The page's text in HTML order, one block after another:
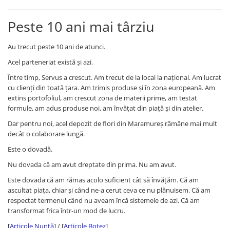
Peste 10 ani mai târziu
Au trecut peste 10 ani de atunci.
Acel parteneriat există și azi.
Între timp, Servus a crescut. Am trecut de la local la național. Am lucrat
cu clienți din toată țara. Am trimis produse și în zona europeană. Am
extins portofoliul, am crescut zona de materii prime, am testat
formule, am adus produse noi, am învățat din piață și din atelier.
Dar pentru noi, acel depozit de flori din Maramureș rămâne mai mult
decât o colaborare lungă.
Este o dovadă.
Nu dovada că am avut dreptate din prima. Nu am avut.
Este dovada că am rămas acolo suficient cât să învățăm. Că am
ascultat piața, chiar și când ne-a cerut ceva ce nu plănuisem. Că am
respectat termenul când nu aveam încă sistemele de azi. Că am
transformat frica într-un mod de lucru.
[Articole Nuntă] / [Articole Botez]